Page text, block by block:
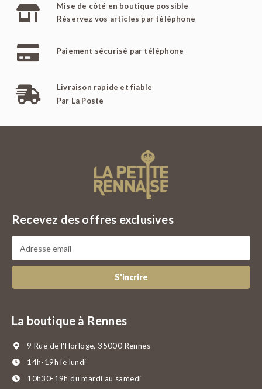
Mise de côté en boutique possible
Réservez vos articles par téléphone
Paiement sécurisé par téléphone
Livraison rapide et fiable
Par La Poste
Recevez des offres exclusives
S'incrire
La boutique à Rennes
9 Rue de l'Horloge, 35000 Rennes
14h-19h le lundi
10h30-19h du mardi au samedi